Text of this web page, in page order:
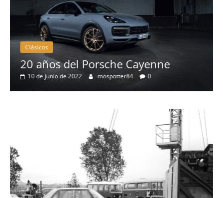
Porsche Cayenne
mospotter84 0
Clásicos
50 años del
4 de mayo de 2022